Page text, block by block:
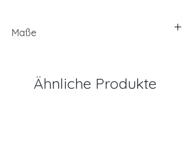
Maße
Ähnliche Produkte